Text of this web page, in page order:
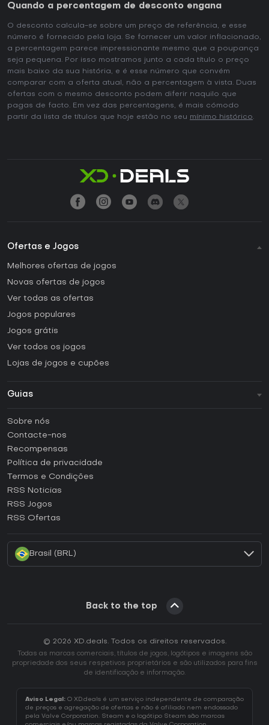
Quando a percentagem de desconto engana
O desconto calcula-se sobre um preço de referência, e esse
número é fornecido pela loja. Se fornecer um valor inflacionado,
a percentagem parece impressionante mesmo que a poupança
seja pequena. Por isso mostramos junto a cada título o preço
mais baixo da sua história, e é esse número que convém
comparar com a oferta atual, não a percentagem à vista. Duas
ofertas com o mesmo desconto podem diferir naquilo que
pagas de facto. Em vez das percentagens, é mais cómodo
partir da lista de títulos que hoje estão no seu mínimo histórico.
Ofertas e Jogos
Melhores ofertas de jogos
Novas ofertas de jogos
Ver todas as ofertas
Jogos populares
Jogos grátis
Ver todos os jogos
Lojas de jogos e cupões
Guias
Como ativar uma CD Key Steam?
Como ativar uma CD Key Epic Games?
Como ativar uma CD Key GOG?
Como ativar uma CD Key Ubisoft Connect?
Como ativar uma CD Key EA App?
Sobre nós
Contacte-nos
Recompensas
Política de privacidade
Termos e Condições
RSS Noticias
RSS Jogos
RSS Ofertas
Brasil (BRL)
Back to the top
© 2026 XD.deals. Todos os direitos reservados.
Todas as marcas comerciais, títulos de jogos, logótipos e imagens são
propriedade dos seus respetivos proprietários e são utilizados para fins
de identificação e informação.
Aviso Legal: O XD.deals é um serviço independente de comparação
de preços e agregação de ofertas e não é afiliado nem endossado
pela Valve Corporation. Steam e o logótipo Steam são marcas